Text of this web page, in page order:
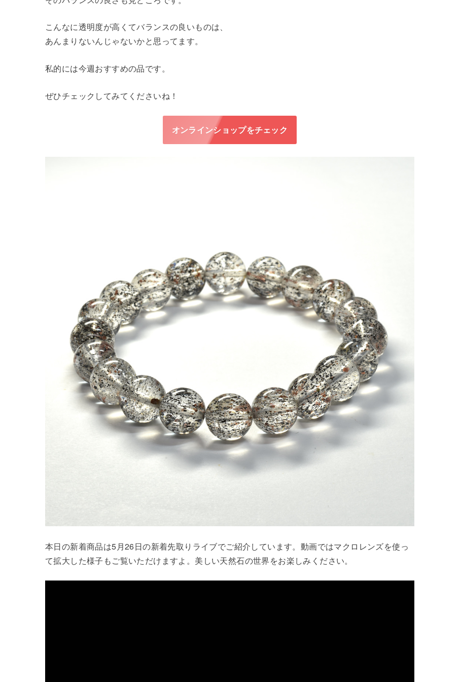
こんなに透明度が高くてバランスの良いものは、
あんまりないんじゃないかと思ってます。
私的には今週おすすめの品です。
ぜひチェックしてみてくださいね！
オンラインショップをチェック
本日の新着商品は5月26日の新着先取りライブでご紹介しています。動画ではマクロレンズを使っ
て拡大した様子もご覧いただけますよ。美しい天然石の世界をお楽しみください。